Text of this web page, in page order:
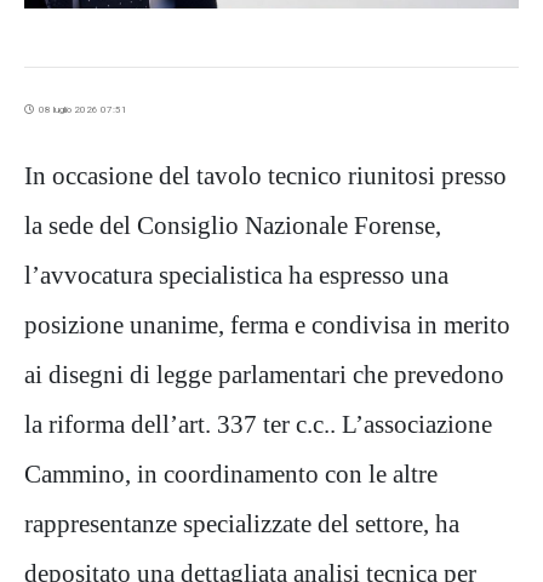
08 luglio 2026 07:51
In occasione del tavolo tecnico riunitosi presso
la sede del Consiglio Nazionale Forense,
l’avvocatura specialistica ha espresso una
posizione unanime, ferma e condivisa in merito
ai disegni di legge parlamentari che prevedono
la riforma dell’art. 337 ter c.c.. L’associazione
Cammino, in coordinamento con le altre
rappresentanze specializzate del settore, ha
depositato una dettagliata analisi tecnica per